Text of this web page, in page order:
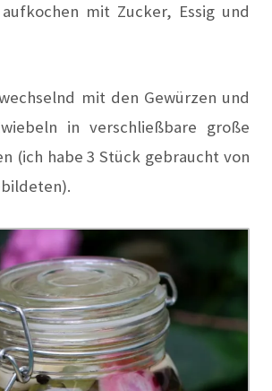
aufkochen mit Zucker, Essig und
mit den Gewürzen und
in verschließbare große
(ich habe 3 Stück gebraucht von